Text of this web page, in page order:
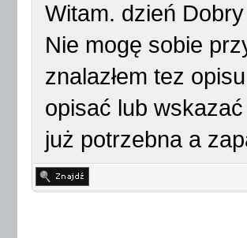
Witam. dzień Dobry
Nie mogę sobie
znalazłem tez
opisać lub
już potrzebna a